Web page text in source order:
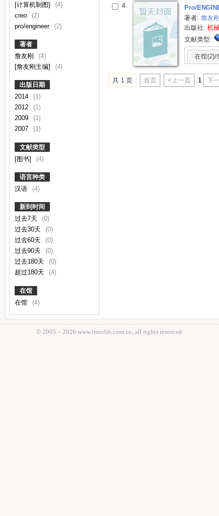
[计算机制图]
(4)
creo
(2)
pro/engineer
(2)
著者
詹友刚
(4)
[詹友刚主编]
(4)
出版日期
2014
(1)
2012
(1)
2009
(1)
2007
(1)
文献类型
[图书]
(4)
语言种类
汉语
(4)
新到时间
过去7天
(0)
过去30天
(0)
过去60天
(0)
过去90天
(0)
过去180天
(0)
超过180天
(4)
在馆
在馆
(4)
4.
Pro/
著者:詹友
出版社:机
文献类型:
在馆(2)/
共 1 页 首页 <上一页 1 下
© 2005－ 2026 www.interlib.com.cn, all rights reserved